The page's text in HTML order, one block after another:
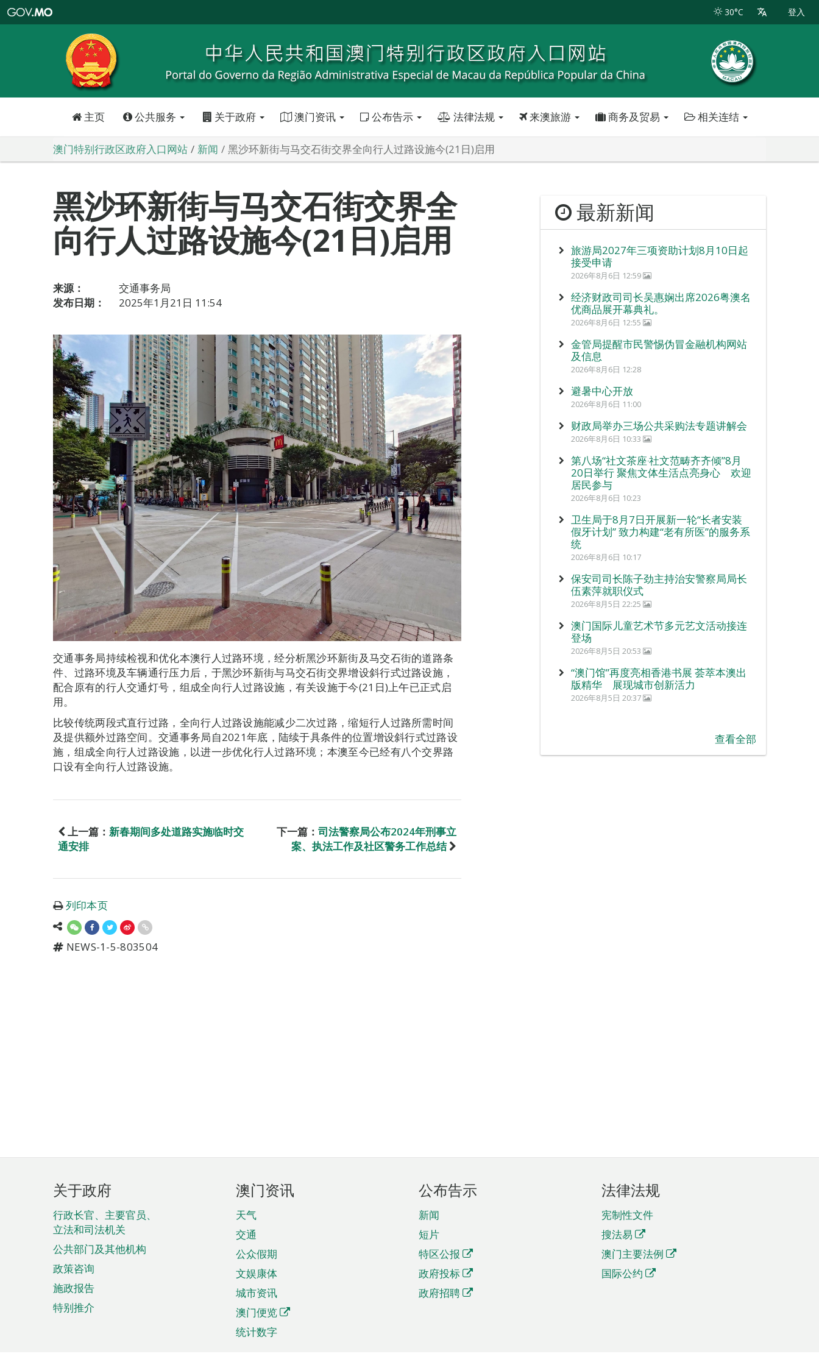
特
政
区
政
口
30°C 登入
主页 公共服务 关于政府 澳门资讯 公布告示 法律法规 来澳旅游 商务及贸易 相关连结
澳门特别行政区政府入口网站 新闻 黑沙环新街与马交石街交界全向行人过路设施今(21日)启用
黑沙环新街与马交石街交界全
向行人过路设施今(21日)启用
来源：
交通事务局
发布日期：
2025年1月21日 11:54
交通事务局持续检视和优化本澳行人过路环境，经分析黑沙环新街及马交石街的道路条
件、过路环境及车辆通行压力后，于黑沙环新街与马交石街交界增设斜行式过路设施，
配合原有的行人交通灯号，组成全向行人过路设施，有关设施于今(21日)上午已正式启
用。
比较传统两段式直行过路，全向行人过路设施能减少二次过路，缩短行人过路所需时间
及提供额外过路空间。交通事务局自2021年底，陆续于具条件的位置增设斜行式过路设
施，组成全向行人过路设施，以进一步优化行人过路环境；本澳至今已经有八个交界路
口设有全向行人过路设施。
上一篇： 新春期间多处道路实施临时交
通安排
下一篇： 司法警察局公布2024年刑事立
案、执法工作及社区警务工作总结
列印本页
NEWS-1-5-803504
最新新闻
旅游局2027年三项资助计划8月10日起
接受申请
2026年8月6日 12:59
经济财政司司长吴惠娴出席2026粤澳名
优商品展开幕典礼。
2026年8月6日 12:55
金管局提醒市民警惕伪冒金融机构网站
及信息
2026年8月6日 12:28
避暑中心开放
2026年8月6日 11:00
财政局举办三场公共采购法专题讲解会
2026年8月6日 10:33
第八场“社文茶座‧社文范畴齐齐倾”8月
20日举行 聚焦文体生活点亮身心 欢迎
居民参与
2026年8月6日 10:23
卫生局于8月7日开展新一轮“长者安装
假牙计划” 致力构建“老有所医”的服务系
统
2026年8月6日 10:17
保安司司长陈子劲主持治安警察局局长
伍素萍就职仪式
2026年8月5日 22:25
澳门国际儿童艺术节多元艺文活动接连
登场
2026年8月5日 20:53
“澳门馆”再度亮相香港书展 荟萃本澳出
版精华 展现城市创新活力
2026年8月5日 20:37
查看全部
页
脚
菜
单
关于政府
行政长官、主要官员、
立法和司法机关
公共部门及其他机构
政策咨询
施政报告
特别推介
澳门资讯
天气
交通
公众假期
文娱康体
城市资讯
澳门便览
统计数字
公布告示
新闻
短片
特区公报
政府投标
政府招聘
法律法规
宪制性文件
搜法易
澳门主要法例
国际公约